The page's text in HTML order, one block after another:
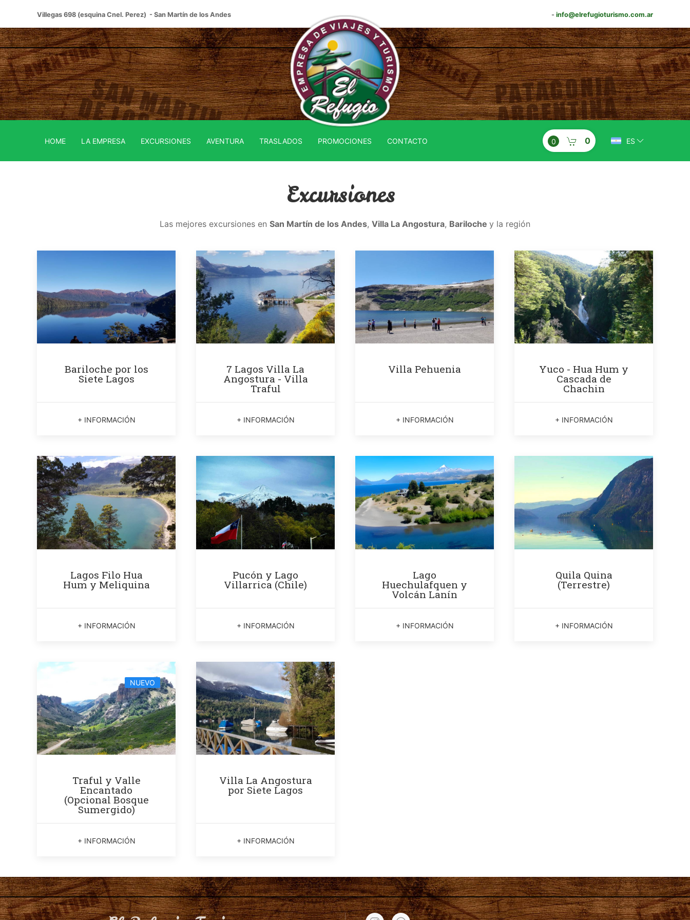
Villegas 698 (esquina Cnel. Perez) - San Martín de los Andes - info@elrefugioturismo.com.ar
HOME LA EMPRESA EXCURSIONES AVENTURA TRASLADOS PROMOCIONES CONTACTO 0 0 ES
Excursiones
Las mejores excursiones en San Martín de los Andes, Villa La Angostura, Bariloche y la región
Bariloche por los
Siete Lagos
+ INFORMACIÓN
7 Lagos Villa La
Angostura - Villa
Traful
+ INFORMACIÓN
Villa Pehuenia
+ INFORMACIÓN
Yuco - Hua Hum y
Cascada de
Chachin
+ INFORMACIÓN
Lagos Filo Hua
Hum y Meliquina
+ INFORMACIÓN
Pucón y Lago
Villarrica (Chile)
+ INFORMACIÓN
Lago
Huechulafquen y
Volcán Lanín
+ INFORMACIÓN
Quila Quina
(Terrestre)
+ INFORMACIÓN
NUEVO
Traful y Valle
Encantado
(Opcional Bosque
Sumergido)
+ INFORMACIÓN
Villa La Angostura
por Siete Lagos
+ INFORMACIÓN